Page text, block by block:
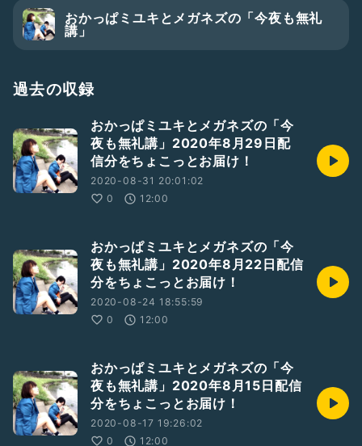
Nice Love Records YouTubeチャンネル
https://www.youtube.com/channel/UCgUTRouJ2HPeDQ
wtr2vJg7w
https://niceloverecords.com/
Facebookhttps://www.facebook.com/miyuki.the.singer
■シェイド shade
Facebookhttps://www.facebook.com/elegyshade
■Nice Love Records
https://niceloverecords.com
CDやチケットのお求めはこちらから♪
https://nicelove.theshop.jp/
■おかっぱミユキとメガネズokappa miyuki & MEGANES
ボーカル「おかっぱミユキ」とベース「シェイド」の2人組音
楽ユニット。
世界中安全な場所ならどこへでもライブしに行きます！
#おかっぱミユキとメガネズ #おかっぱミユキ
#シェイド #NiceLoveRecords
おかっぱミユキとメガネズの「今夜も無礼
講」
過去の収録
おかっぱミユキとメガネズの「今
夜も無礼講」2020年8月29日配
信分をちょこっとお届け！
2020-08-31 20:01:02
0
12:00
おかっぱミユキとメガネズの「今
夜も無礼講」2020年8月22日配信
分をちょこっとお届け！
2020-08-24 18:55:59
0
12:00
おかっぱミユキとメガネズの「今
夜も無礼講」2020年8月15日配信
分をちょこっとお届け！
2020-08-17 19:26:02
0
12:00